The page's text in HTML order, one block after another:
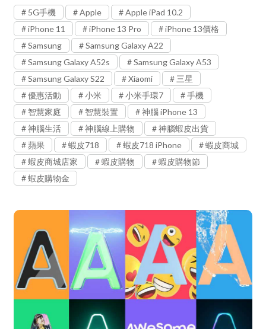
5G手機 Apple
Apple iPad 10.2
iPhone 11
iPhone 13 Pro
iPhone 13價格
Samsung
Samsung Galaxy A22
Samsung Galaxy A52s
Samsung Galaxy A53
Samsung Galaxy S22
Xiaomi
三星
優惠活動
小米 小米手環7
手機
智慧家庭
智慧裝置
神腦 iPhone 13
神腦生活
神腦線上購物
神腦蝦皮出貨
蘋果
蝦皮718 蝦皮718 iPhone
蝦皮商城
蝦皮商城店家
蝦皮購物
蝦皮購物節
蝦皮購物金